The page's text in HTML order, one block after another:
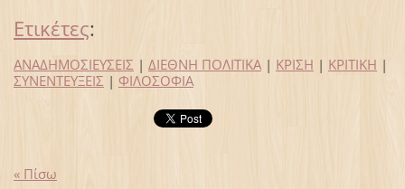
Ετικέτες:
ΑΝΑΔΗΜΟΣΙΕΥΣΕΙΣ | ΔΙΕΘΝΗ ΠΟΛΙΤΙΚΑ | ΚΡΙΣΗ | ΚΡΙΤΙΚΗ |
ΣΥΝΕΝΤΕΥΞΕΙΣ | ΦΙΛΟΣΟΦΙΑ
« Πίσω